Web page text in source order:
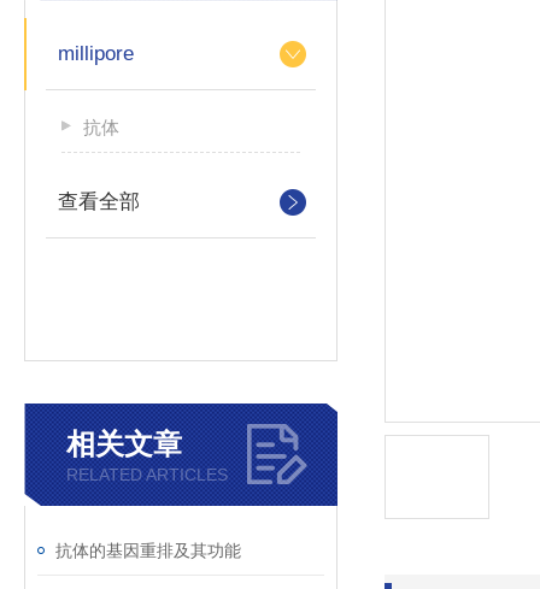
millipore
抗体
查看全部
相关文章
RELATED ARTICLES
抗体的基因重排及其功能